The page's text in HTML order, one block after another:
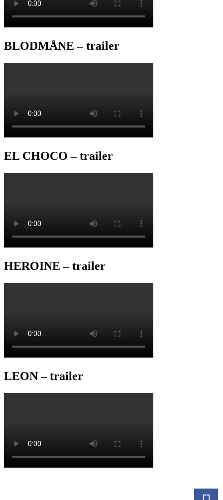
BLODMÅNE – trailer
EL CHOCO – trailer
HEROINE – trailer
LEON – trailer